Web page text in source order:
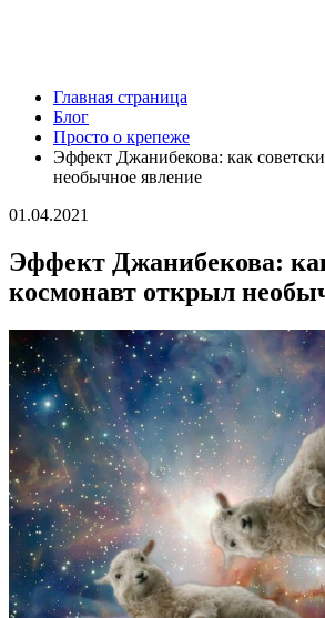
Главная страница
Блог
Просто о крепеже
Эффект Джанибекова: как
необычное явление
01.04.2021
Эффект Джанибекова:
космонавт открыл